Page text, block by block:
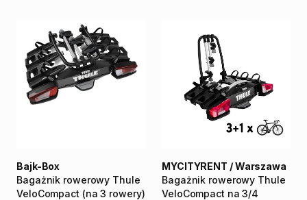
Bagażnik rowerowy Thule
VeloCompact (na 3 rowery)
Bajk-Box
Bagażnik rowerowy Thule
VeloCompact na 3​/​4
MYCITYRENT / Warszawa